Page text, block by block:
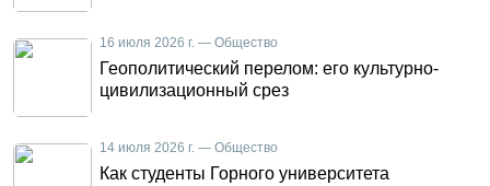
16 июля 2026 г. — Общество
Геополитический перелом: его культурно-
цивилизационный срез
14 июля 2026 г. — Общество
Как студенты Горного университета